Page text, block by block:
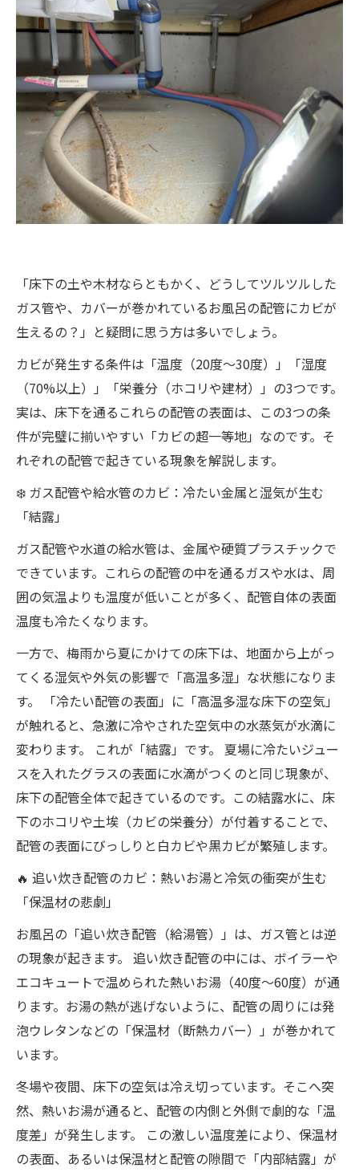
放置するとどうなる？家と家族を襲う「絶望の
連鎖」
配管の腐食と保温材の劣化（光熱費の増
大）
🐜 木材腐朽菌の繁殖と「シロアリ」の大量
発生
😷 隙間から室内へ！アレルギー・喘息など
健康被害への発展
絶対にやってはいけない！床下カビの「NGな自
スターズ福岡の「根本解決策」
ステップ1：徹底的な床下調査と含水率の測
定
ステップ2：素材を傷めない！MIST工法に
よる床下空間まるごと除菌
ステップ3：防カビコーティングと床下環境
の改善
【Q&A】床下の配管・湿気トラブル相談室 ❓
まとめ：床下のカビは家のSOS！手遅れになる
前にプロの診断を！ 📞
「床下の土や木材ならともかく、どうしてツルツルした
ガス管や、カバーが巻かれているお風呂の配管にカビが
生えるの？」と疑問に思う方は多いでしょう。
カビが発生する条件は「温度（20度〜30度）」「湿度
（70%以上）」「栄養分（ホコリや建材）」の3つです。
実は、床下を通るこれらの配管の表面は、この3つの条
件が完璧に揃いやすい「カビの超一等地」なのです。そ
れぞれの配管で起きている現象を解説します。
❄️ ガス配管や給水管のカビ：冷たい金属と湿気が生む
「結露」
ガス配管や水道の給水管は、金属や硬質プラスチックで
できています。これらの配管の中を通るガスや水は、周
囲の気温よりも温度が低いことが多く、配管自体の表面
温度も冷たくなります。
一方で、梅雨から夏にかけての床下は、地面から上がっ
てくる湿気や外気の影響で「高温多湿」な状態になりま
す。 「冷たい配管の表面」に「高温多湿な床下の空気」
が触れると、急激に冷やされた空気中の水蒸気が水滴に
変わります。 これが「結露」です。 夏場に冷たいジュー
スを入れたグラスの表面に水滴がつくのと同じ現象が、
床下の配管全体で起きているのです。この結露水に、床
下のホコリや土埃（カビの栄養分）が付着することで、
配管の表面にびっしりと白カビや黒カビが繁殖します。
🔥 追い炊き配管のカビ：熱いお湯と冷気の衝突が生む
「保温材の悲劇」
お風呂の「追い炊き配管（給湯管）」は、ガス管とは逆
の現象が起きます。 追い炊き配管の中には、ボイラーや
エコキュートで温められた熱いお湯（40度〜60度）が通
ります。お湯の熱が逃げないように、配管の周りには発
泡ウレタンなどの「保温材（断熱カバー）」が巻かれて
います。
冬場や夜間、床下の空気は冷え切っています。そこへ突
然、熱いお湯が通ると、配管の内側と外側で劇的な「温
度差」が発生します。 この激しい温度差により、保温材
の表面、あるいは保温材と配管の隙間で「内部結露」が